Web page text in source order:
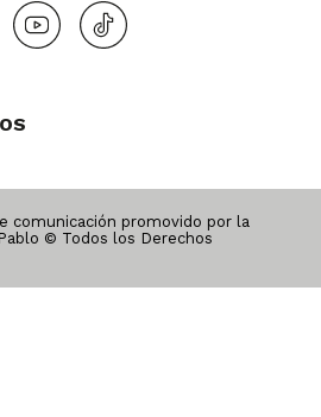
comunicación promovido por la
© Todos los Derechos